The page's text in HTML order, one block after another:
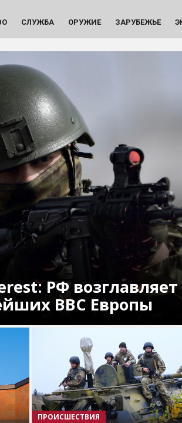
СЛУЖБА ОРУЖИЕ ЗАРУБЕЖЬЕ
РФ возглавляет
ВВС Европы
ПРОИСШЕСТВИЯ